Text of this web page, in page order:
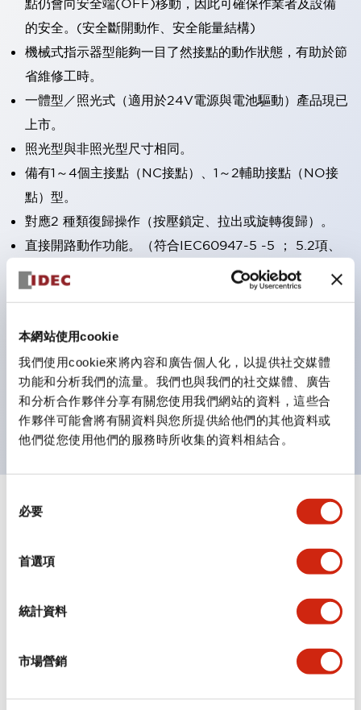
本網站使用cookie
我們使用cookie來將內容和廣告個人化，以提供社交媒體
功能和分析我們的流量。我們也與我們的社交媒體、廣告
和分析合作夥伴分享有關您使用我們網站的資料，這些合
作夥伴可能會將有關資料與您所提供給他們的其他資料或
他們從您使用他們的服務時所收集的資料相結合。
必要
首選項
統計資料
市場營銷
點仍會向安全端(OFF)移動，因此可確保作業者及設備
的安全。(安全斷開動作、安全能量結構)
機械式指示器型能夠一目了然接點的動作狀態，有助於節
省維修工時。
一體型／照光式（適用於24V電源與電池驅動）產品現已
上市。
照光型與非照光型尺寸相同。
備有1～4個主接點（NC接點）、1～2輔助接點（NO接
點）型。
對應2 種類復歸操作（按壓鎖定、拉出或旋轉復歸）。
直接開路動作功能。（符合IEC60947-5 -5 ； 5.2項、
IEC60947-5 -1附件K）
安全鎖定結構（IEC60947-5 -5 ；6.2 項）
接點為鍍金銀接點(Gold on silver, crossbar contacts)
螺絲端子型為手指安全保護結構(IP20)。
UL 緊急停止用安全類別認證品。
備有一體型/照光型、機械式指示器型。
規格 顯示全部 +
審美規範